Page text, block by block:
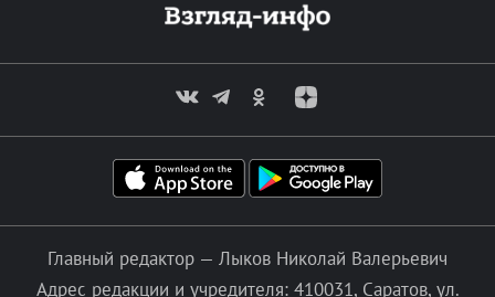
Главный редактор — Лыков Николай Валерьевич
Адрес редакции и учредителя: 410031, Саратов, ул.